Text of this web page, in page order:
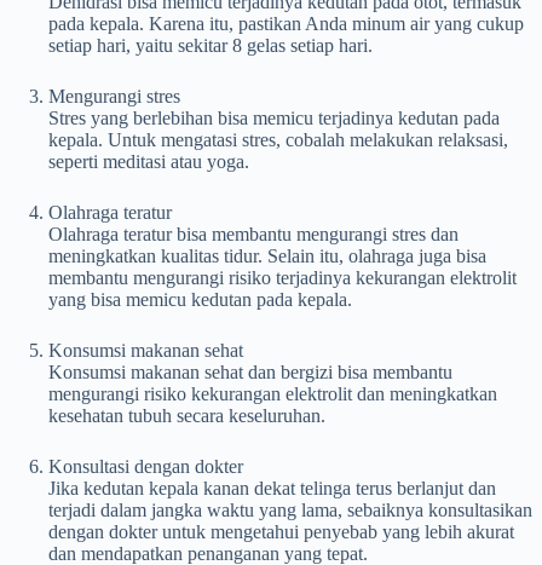
pada kepala. Karena itu, pastikan Anda minum air yang cukup
setiap hari, yaitu sekitar 8 gelas setiap hari.
Mengurangi stres
Stres yang berlebihan bisa memicu terjadinya kedutan pada
kepala. Untuk mengatasi stres, cobalah melakukan relaksasi,
seperti meditasi atau yoga.
Olahraga teratur
Olahraga teratur bisa membantu mengurangi stres dan
meningkatkan kualitas tidur. Selain itu, olahraga juga bisa
membantu mengurangi risiko terjadinya kekurangan elektrolit
yang bisa memicu kedutan pada kepala.
Konsumsi makanan sehat
Konsumsi makanan sehat dan bergizi bisa membantu
mengurangi risiko kekurangan elektrolit dan meningkatkan
kesehatan tubuh secara keseluruhan.
Konsultasi dengan dokter
Jika kedutan kepala kanan dekat telinga terus berlanjut dan
terjadi dalam jangka waktu yang lama, sebaiknya konsultasikan
dengan dokter untuk mengetahui penyebab yang lebih akurat
dan mendapatkan penanganan yang tepat.